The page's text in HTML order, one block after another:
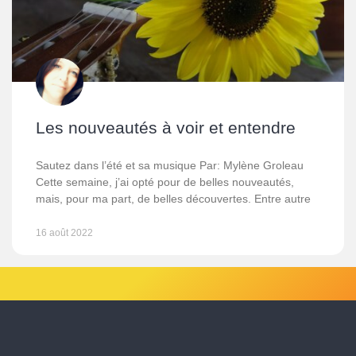
Les nouveautés à voir et entendre
Sautez dans l’été et sa musique Par: Mylène Groleau
Cette semaine, j’ai opté pour de belles nouveautés,
mais, pour ma part, de belles découvertes. Entre autre
16 août 2022